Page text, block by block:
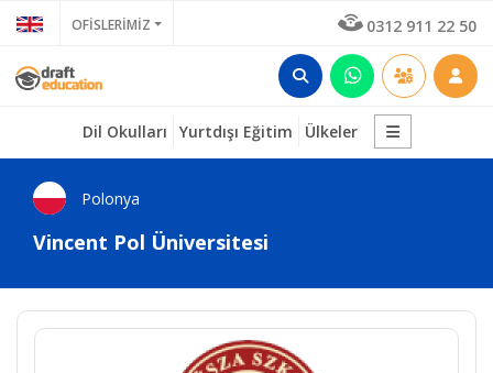
OFİSLERİMİZ 0312 911 22 50
Dil Okulları Yurtdışı Eğitim Ülkeler
Polonya
Vincent Pol Üniversitesi